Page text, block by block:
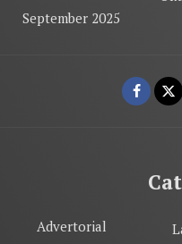
September 2025
Advertorial